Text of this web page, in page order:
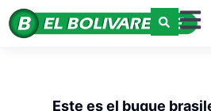
Este es el buque